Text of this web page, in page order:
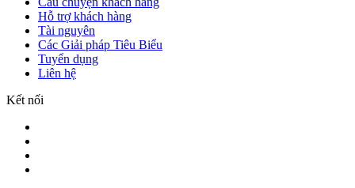
Hỗ trợ khách hàng
Tài nguyên
Các Giải pháp Tiêu Biểu
Tuyển dụng
Liên hệ
Kết nối